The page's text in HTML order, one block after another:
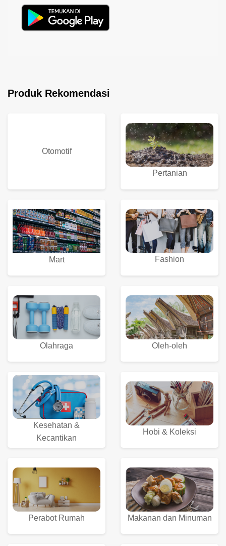
Produk Rekomendasi
Otomotif
Pertanian
Mart Fashion
Olahraga Oleh-oleh
Kesehatan &
Kecantikan
Hobi & Koleksi
Perabot Rumah Makanan dan Minuman